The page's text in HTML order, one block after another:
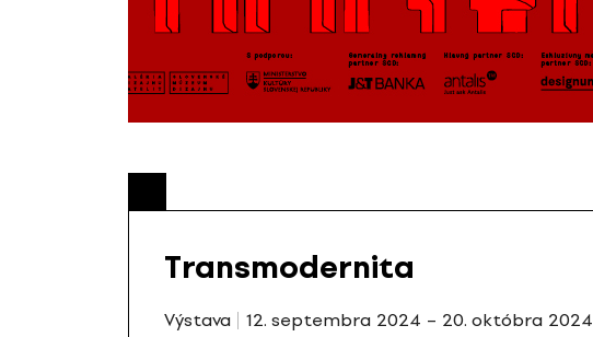
Transmodernita
Výstava 12. septembra 2024 – 20. októbra 2024